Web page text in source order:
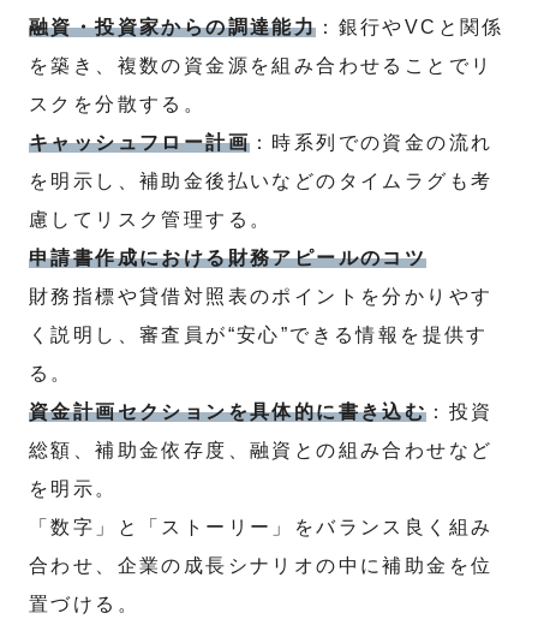
融資・投資家からの調達能力 ：銀行やVCと関係
を築き、複数の資金源を組み合わせることでリ
スクを分散する。
キャッシュフロー計画 ：時系列での資金の流れ
を明示し、補助金後払いなどのタイムラグも考
慮してリスク管理する。
申請書作成における財務アピールのコツ
財務指標や貸借対照表のポイントを分かりやす
く説明し、審査員が“安心”できる情報を提供す
る。
資金計画セクションを具体的に書き込む ：投資
総額、補助金依存度、融資との組み合わせなど
を明示。
「数字」と「ストーリー」をバランス良く組み
合わせ、企業の成長シナリオの中に補助金を位
置づける。